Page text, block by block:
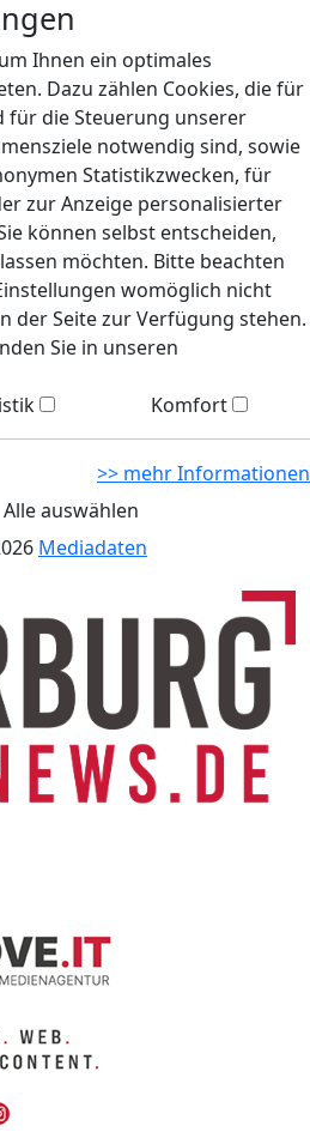
Ihnen ein optimales
Dazu zählen Cookies, die für
für die Steuerung unserer
notwendig sind, sowie
Statistikzwecken, für
zur Anzeige personalisierter
können selbst entscheiden,
möchten. Bitte beachten
womöglich nicht
der Seite zur Verfügung stehen.
Sie in unseren
Komfort
>> mehr Informationen
Alle auswählen
Mediadaten